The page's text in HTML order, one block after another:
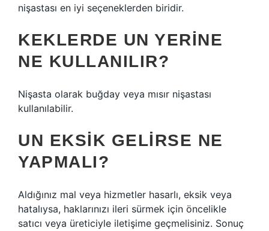
nişastası en iyi seçeneklerden biridir.
KEKLERDE UN YERINE
NE KULLANILIR?
Nişasta olarak buğday veya mısır nişastası
kullanılabilir.
UN EKSIK GELIRSE NE
YAPMALI?
Aldığınız mal veya hizmetler hasarlı, eksik veya
hatalıysa, haklarınızı ileri sürmek için öncelikle
satıcı veya üreticiyle iletişime geçmelisiniz. Sonuç